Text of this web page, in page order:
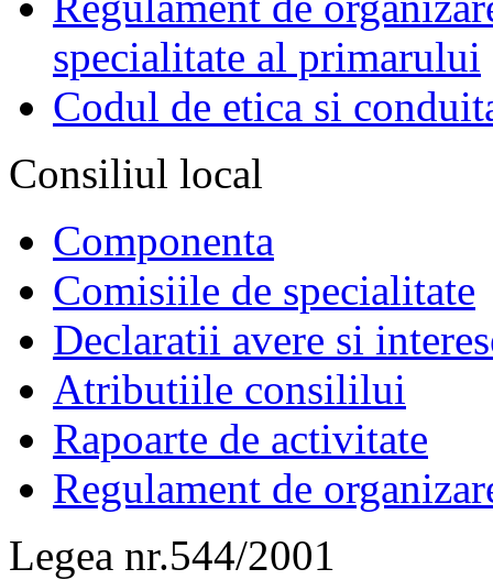
specialitate al primarului
Codul de etica si
Consiliul local
Componenta
Comisiile de specialitate
Declaratii avere si
Atributiile consililui
Rapoarte de activitate
Regulament de
Legea nr.544/2001